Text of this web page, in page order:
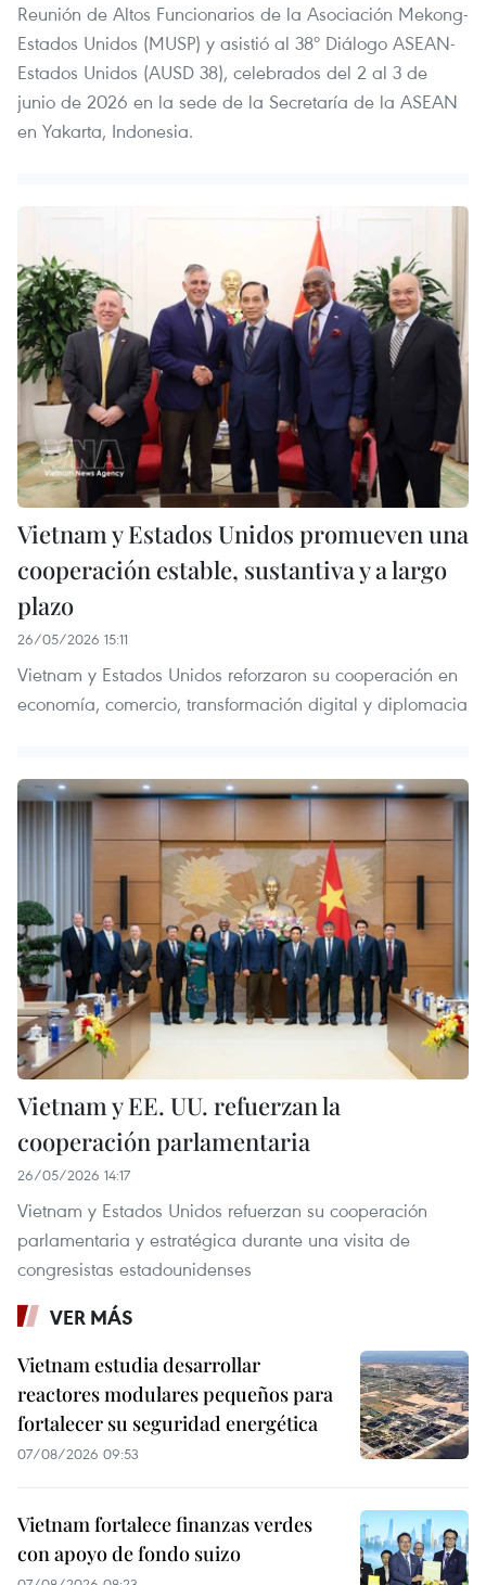
Reunión de Altos Funcionarios de la Asociación Mekong-
Estados Unidos (MUSP) y asistió al 38º Diálogo ASEAN-
Estados Unidos (AUSD 38), celebrados del 2 al 3 de
junio de 2026 en la sede de la Secretaría de la ASEAN
en Yakarta, Indonesia.
Vietnam y Estados Unidos promueven una
cooperación estable, sustantiva y a largo
plazo
26/05/2026 15:11
Vietnam y Estados Unidos reforzaron su cooperación en
economía, comercio, transformación digital y diplomacia
Vietnam y EE. UU. refuerzan la
cooperación parlamentaria
26/05/2026 14:17
Vietnam y Estados Unidos refuerzan su cooperación
parlamentaria y estratégica durante una visita de
congresistas estadounidenses
VER MÁS
Vietnam estudia desarrollar
reactores modulares pequeños para
fortalecer su seguridad energética
07/08/2026 09:53
Vietnam fortalece finanzas verdes
con apoyo de fondo suizo